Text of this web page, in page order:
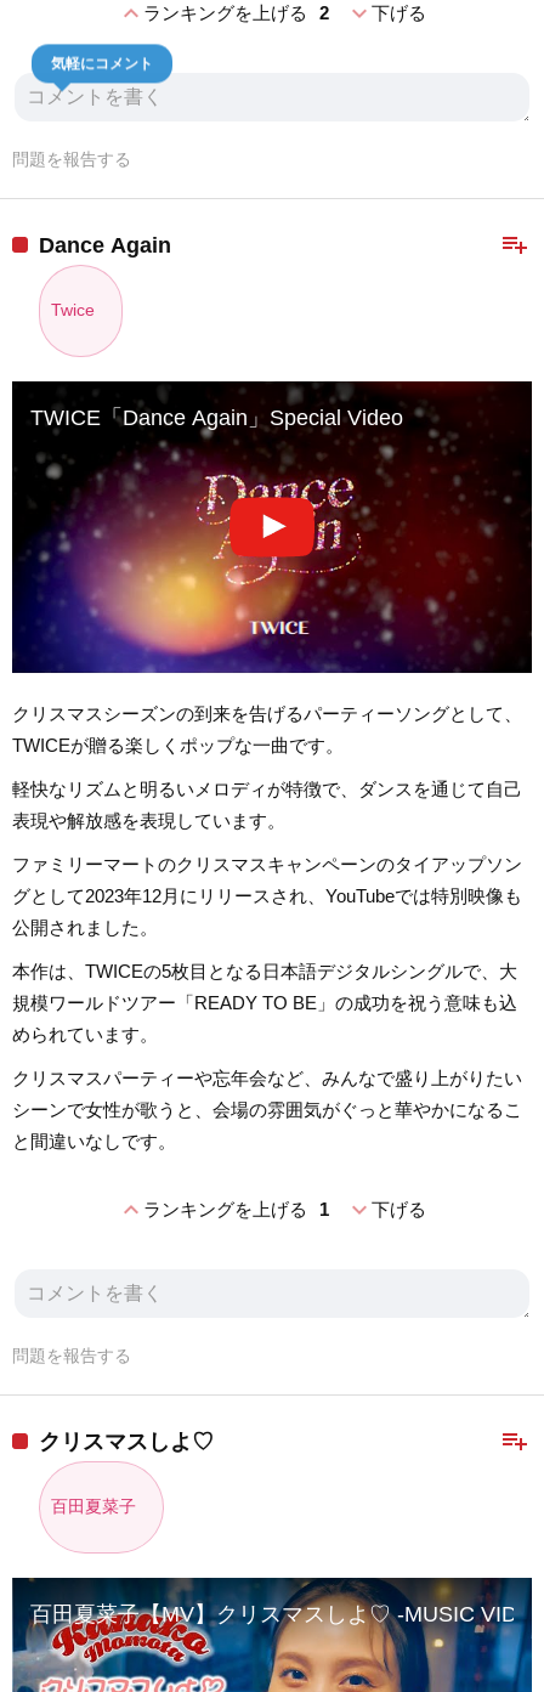
expand_lessランキングを上げる 2 expand_more下げる
気軽にコメント
問題を報告する
playlist_add
Dance Again
Twice
TWICE「Dance Again」Special Video
クリスマスシーズンの到来を告げるパーティーソングとして、
TWICEが贈る楽しくポップな一曲です。
軽快なリズムと明るいメロディが特徴で、ダンスを通じて自己
表現や解放感を表現しています。
ファミリーマートのクリスマスキャンペーンのタイアップソン
グとして2023年12月にリリースされ、YouTubeでは特別映像も
公開されました。
本作は、TWICEの5枚目となる日本語デジタルシングルで、大
規模ワールドツアー「READY TO BE」の成功を祝う意味も込
められています。
クリスマスパーティーや忘年会など、みんなで盛り上がりたい
シーンで女性が歌うと、会場の雰囲気がぐっと華やかになるこ
と間違いなしです。
expand_lessランキングを上げる 1 expand_more下げる
問題を報告する
playlist_add
クリスマスしよ♡
百田夏菜子
百田夏菜子【MV】クリスマスしよ♡ -MUSIC